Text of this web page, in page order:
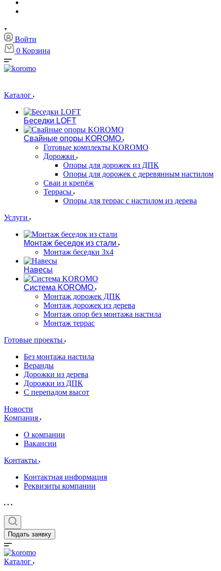
Войти
0 Корзина
Каталог
Беседки LOFT
Свайные опоры KOROMO
Готовые комплекты KOROMO
Дорожки
Опоры для дорожек из ДПК
Опоры для дорожек с деревянным настилом
Сваи и крепёж
Террасы
Опоры для террас с настилом из дерева
Услуги
Монтаж беседок из стали
Монтаж беседки 3х4
Навесы
Система KOROMO
Монтаж дорожек ДПК
Монтаж дорожек из дерева
Монтаж опор без монтажа настила
Монтаж террас
Готовые проекты
Без монтажа настила
Веранды
Дорожки из дерева
Дорожки из ДПК
С перепадом высот
Новости
Компания
О компании
Вакансии
Контакты
Контактная информация
Реквизиты компании
Подать заявку
Каталог